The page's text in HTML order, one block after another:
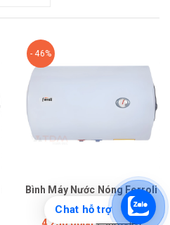
- 46%
Bình Máy Nước Nóng Ferroli
AQUASTORE E 80L
4.250.000₫
Chat hỗ trợ